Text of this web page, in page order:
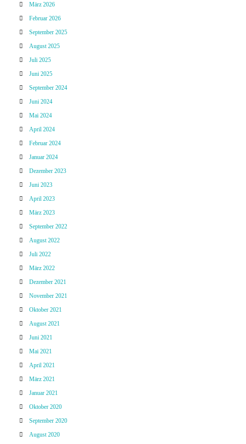
März 2026
Februar 2026
September 2025
August 2025
Juli 2025
Juni 2025
September 2024
Juni 2024
Mai 2024
April 2024
Februar 2024
Januar 2024
Dezember 2023
Juni 2023
April 2023
März 2023
September 2022
August 2022
Juli 2022
März 2022
Dezember 2021
November 2021
Oktober 2021
August 2021
Juni 2021
Mai 2021
April 2021
März 2021
Januar 2021
Oktober 2020
September 2020
August 2020